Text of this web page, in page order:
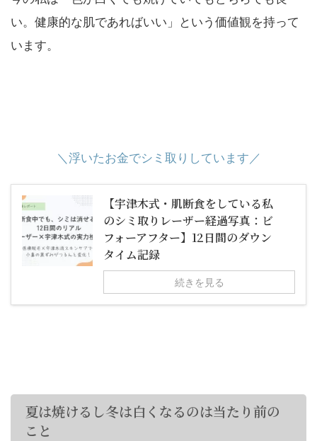
い。健康的な肌であればいい」という価値観を持って
います。
＼浮いたお金でシミ取りしています／
【宇津木式・肌断食をしている私
のシミ取りレーザー経過写真：ビ
フォーアフター】12日間のダウン
タイム記録
続きを見る
夏は焼けるし冬は白くなるのは当たり前の
こと